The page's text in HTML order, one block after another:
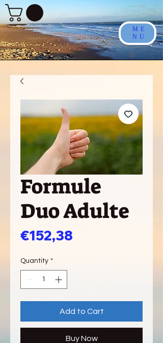
ME
NU
Formule
Duo Adulte
€152,38
Quantity *
Add to Cart
Buy Now